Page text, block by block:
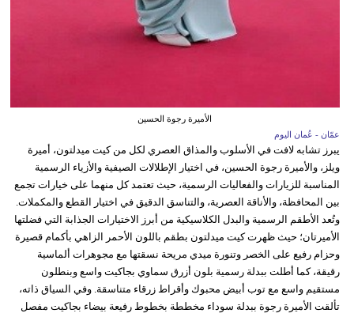
الأميرة رجوة الحسين
عمّان - عُمان اليوم
يبرز تشابه لافت في الأسلوب والمذاق العصري لكل من كيت ميدلتون، أميرة
ويلز، والأميرة رجوة الحسين، في اختيار الإطلالات الصيفية والأزياء الرسمية
المناسبة للزيارات والفعاليات الرسمية، حيث تعتمد كل منهما على خيارات تجمع
بين المحافظة، والأناقة العصرية، والتناسق الدقيق في اختيار القطع والمكملات.
وتُعد الأطقم الرسمية والبدل الكلاسيكية من أبرز الاختيارات الجذابة التي فضلتها
الأميرتان؛ حيث ظهرت كيت ميدلتون بطقم باللون الأحمر الزاهي بأكمام قصيرة
وحزام رفيع على الخصر وتنورة ميدي مريحة نسقتها مع مجوهرات ألماسية
رقيقة، كما أطلت ببدلة رسمية بلون أزرق سماوي بجاكيت واسع وبنطلون
مستقيم واسع مع توب أبيض محبوك وأقراط زرقاء متناسقة. وفي السياق ذاته،
تألقت الأميرة رجوة ببدلة سوداء مخططة بخطوط رفيعة بيضاء بجاكيت مفصل